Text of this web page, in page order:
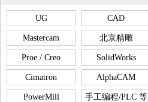
UG CAD
Mastercam 北京精雕
Proe / Creo SolidWorks
Cimatron AlphaCAM
PowerMill 手工编程/PLC 等